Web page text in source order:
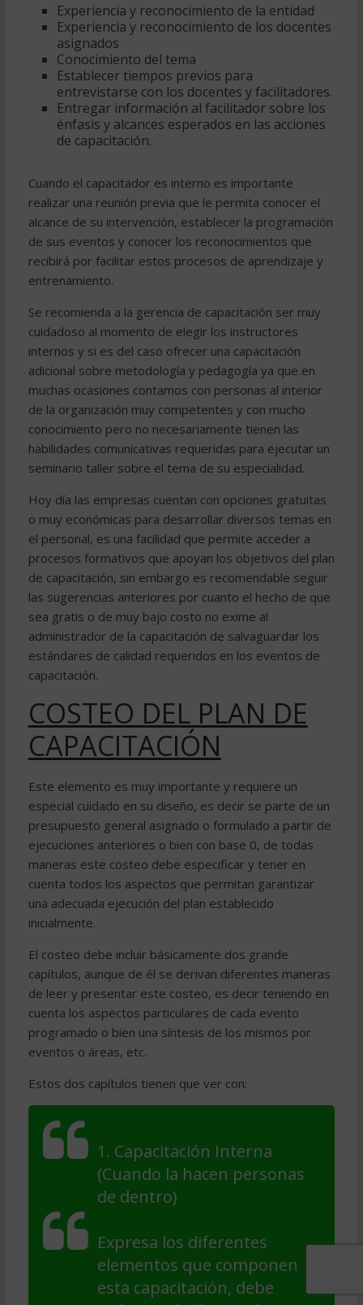
Experiencia y reconocimiento de la entidad
Experiencia y reconocimiento de los docentes
asignados
Conocimiento del tema
Establecer tiempos previos para
entrevistarse con los docentes y facilitadores.
Entregar información al facilitador sobre los
énfasis y alcances esperados en las acciones
de capacitación.
Cuando el capacitador es interno es importante
realizar una reunión previa que le permita conocer el
alcance de su intervención, establecer la programación
de sus eventos y conocer los reconocimientos que
recibirá por facilitar estos procesos de aprendizaje y
entrenamiento.
Se recomienda a la gerencia de capacitación ser muy
cuidadoso al momento de elegir los instructores
internos y si es del caso ofrecer una capacitación
adicional sobre metodología y pedagogía ya que en
muchas ocasiones contamos con personas al interior
de la organización muy competentes y con mucho
conocimiento pero no necesariamente tienen las
habilidades comunicativas requeridas para ejecutar un
seminario taller sobre el tema de su especialidad.
Hoy día las empresas cuentan con opciones gratuitas
o muy económicas para desarrollar diversos temas en
el personal, es una facilidad que permite acceder a
procesos formativos que apoyan los objetivos del plan
de capacitación, sin embargo es recomendable seguir
las sugerencias anteriores por cuanto el hecho de que
sea gratis o de muy bajo costo no exime al
administrador de la capacitación de salvaguardar los
estándares de calidad requeridos en los eventos de
capacitación.
COSTEO DEL PLAN DE
CAPACITACIÓN
Este elemento es muy importante y requiere un
especial cuidado en su diseño, es decir se parte de un
presupuesto general asignado o formulado a partir de
ejecuciones anteriores o bien con base 0, de todas
maneras este costeo debe especificar y tener en
cuenta todos los aspectos que permitan garantizar
una adecuada ejecución del plan establecido
inicialmente.
El costeo debe incluir básicamente dos grande
capítulos, aunque de él se derivan diferentes maneras
de leer y presentar este costeo, es decir teniendo en
cuenta los aspectos particulares de cada evento
programado o bien una síntesis de los mismos por
eventos o áreas, etc.
Estos dos capítulos tienen que ver con:
1. Capacitación Interna
(Cuando la hacen personas
de dentro)
Expresa los diferentes
elementos que componen
esta capacitación, debe